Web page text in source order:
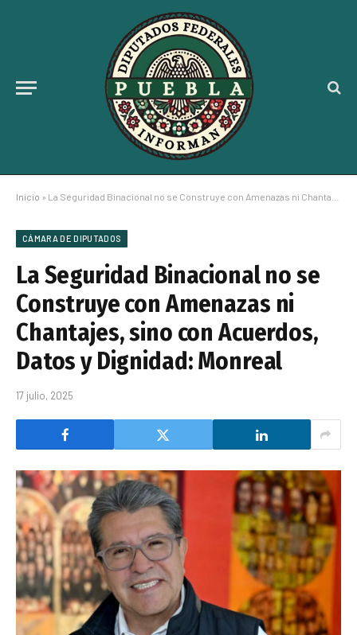
Inicio » La Seguridad Binacional no se Construye con Amenazas ni Chantajes, sino con Acuerdos, Datos y Dignidad: Monreal
CÁMARA DE DIPUTADOS
La Seguridad Binacional no se
Construye con Amenazas ni
Chantajes, sino con Acuerdos,
Datos y Dignidad: Monreal
17 julio, 2025